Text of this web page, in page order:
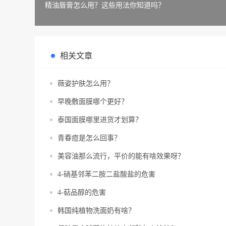
精油唇膏怎么用？这些用法你知道吗？
相关文章
薇姿护肤怎么用？
早晚敷面膜哪个更好？
泰国面膜哪里进货才划算？
青春痘是怎么回事？
美容油那么流行，平价的能有啥效果呀？
4-硝基邻苯二胺二盐酸盐的危害
4-萜品醇的危害
韩国纯植物洗面奶有啥？